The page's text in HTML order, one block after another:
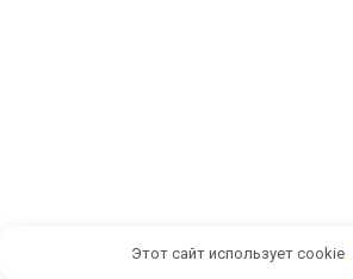
Этот сайт использует cookie